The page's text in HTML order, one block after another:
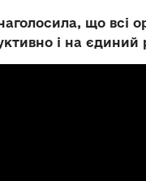
що
і на єдиний